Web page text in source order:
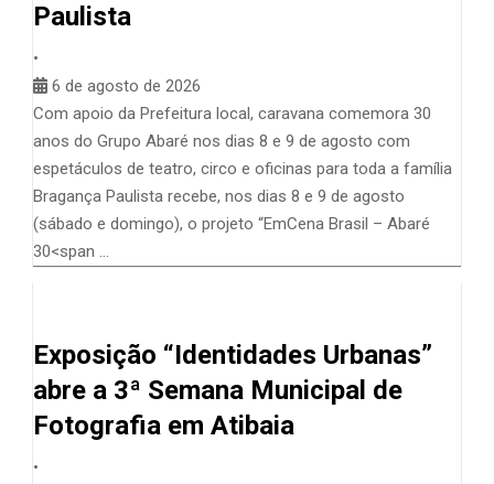
Paulista
•
6 de agosto de 2026
Com apoio da Prefeitura local, caravana comemora 30
anos do Grupo Abaré nos dias 8 e 9 de agosto com
espetáculos de teatro, circo e oficinas para toda a família
Bragança Paulista recebe, nos dias 8 e 9 de agosto
(sábado e domingo), o projeto “EmCena Brasil – Abaré
30<span …
Exposição “Identidades Urbanas”
abre a 3ª Semana Municipal de
Fotografia em Atibaia
•